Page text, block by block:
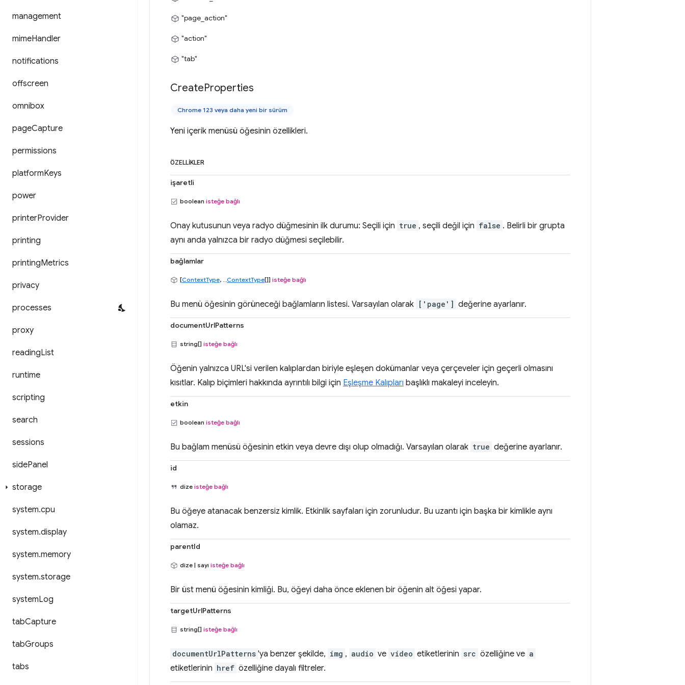
management
mimeHandler
notifications
offscreen
omnibox
pageCapture
permissions
platformKeys
power
printerProvider
printing
printingMetrics
privacy
processes
proxy
readingList
runtime
scripting
search
sessions
sidePanel
storage
system.cpu
system.display
system.memory
system.storage
systemLog
tabCapture
tabGroups
tabs
"page_action"
"action"
"tab"
CreateProperties
Chrome 123 veya daha yeni bir sürüm
Yeni içerik menüsü öğesinin özellikleri.
ÖZELLIKLER
işaretli
boolean isteğe bağlı
Onay kutusunun veya radyo düğmesinin ilk durumu: Seçili için true , seçili değil için false . Belirli bir grupta
aynı anda yalnızca bir radyo düğmesi seçilebilir.
bağlamlar
[ContextType, ...ContextType[]] isteğe bağlı
Bu menü öğesinin görüneceği bağlamların listesi. Varsayılan olarak ['page'] değerine ayarlanır.
documentUrlPatterns
string[] isteğe bağlı
Öğenin yalnızca URL'si verilen kalıplardan biriyle eşleşen dokümanlar veya çerçeveler için geçerli olmasını
kısıtlar. Kalıp biçimleri hakkında ayrıntılı bilgi için Eşleşme Kalıpları başlıklı makaleyi inceleyin.
etkin
boolean isteğe bağlı
Bu bağlam menüsü öğesinin etkin veya devre dışı olup olmadığı. Varsayılan olarak true değerine ayarlanır.
id
dize isteğe bağlı
Bu öğeye atanacak benzersiz kimlik. Etkinlik sayfaları için zorunludur. Bu uzantı için başka bir kimlikle aynı
olamaz.
parentId
dize | sayı isteğe bağlı
Bir üst menü öğesinin kimliği. Bu, öğeyi daha önce eklenen bir öğenin alt öğesi yapar.
targetUrlPatterns
string[] isteğe bağlı
documentUrlPatterns 'ya benzer şekilde, img , audio ve video etiketlerinin src özelliğine ve a
etiketlerinin href özelliğine dayalı filtreler.